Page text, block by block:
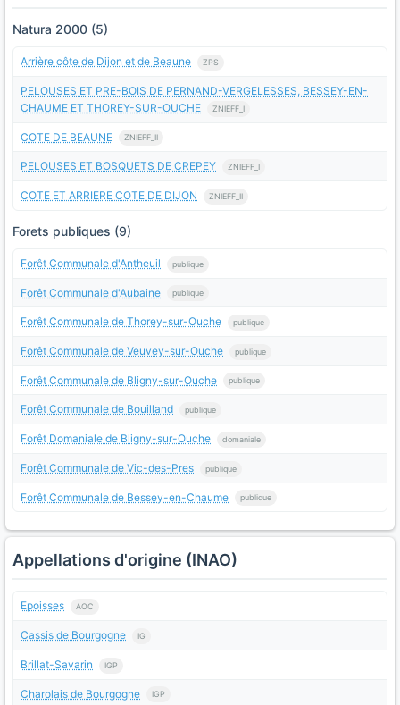
Natura 2000 (5)
Arrière côte de Dijon et de Beaune ZPS
PELOUSES ET PRE-BOIS DE PERNAND-VERGELESSES, BESSEY-EN-
CHAUME ET THOREY-SUR-OUCHE
ZNIEFF_I
COTE DE BEAUNE ZNIEFF_II
PELOUSES ET BOSQUETS DE CREPEY ZNIEFF_I
COTE ET ARRIERE COTE DE DIJON ZNIEFF_II
Forets publiques (9)
Forêt Communale d'Antheuil publique
Forêt Communale d'Aubaine publique
Forêt Communale de Thorey-sur-Ouche publique
Forêt Communale de Veuvey-sur-Ouche publique
Forêt Communale de Bligny-sur-Ouche publique
Forêt Communale de Bouilland publique
Forêt Domaniale de Bligny-sur-Ouche domaniale
Forêt Communale de Vic-des-Pres publique
Forêt Communale de Bessey-en-Chaume publique
Appellations d'origine (INAO)
Epoisses AOC
Cassis de Bourgogne IG
Brillat-Savarin IGP
Charolais de Bourgogne IGP